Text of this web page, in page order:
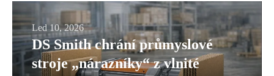
Led 10, 2026
DS
Smith
chrání
DS Smith chrání průmyslové
stroje „nárazníky“ z vlnité